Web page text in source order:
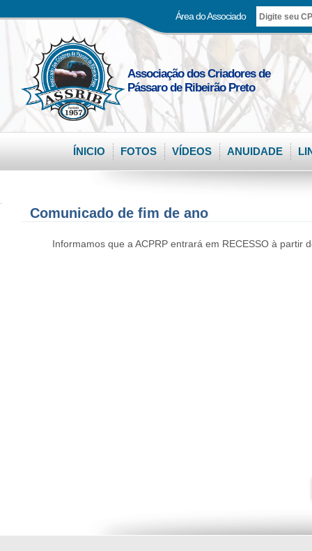
Área do Associado
Associação dos Criadores de
Pássaro de Ribeirão Preto
ÍNICIO FOTOS VÍDEOS ANUIDADE
Comunicado de fim de ano
Informamos que a ACPRP entrará em RECESSO à